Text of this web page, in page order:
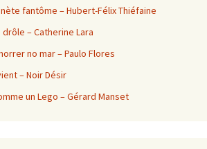
fantôme – Hubert-Félix Thiéfaine
drôle – Catherine Lara
no mar – Paulo Flores
– Noir Désir
un Lego – Gérard Manset